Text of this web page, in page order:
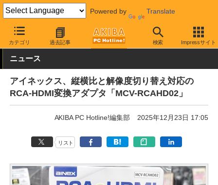
Powered by Translate
カテゴリ 過去記事 検索 Impressサイト
AKIBA PC Hotline! PC周辺機器 変換アダプタ 映像用変換アダ
ニュース
アイネックス、縦横比と解像度切り替え対応の
RCA-HDMI変換アダプタ「MCV-RCAHD02」
AKIBA PC Hotline!編集部 2025年12月23日 17:05
リスト